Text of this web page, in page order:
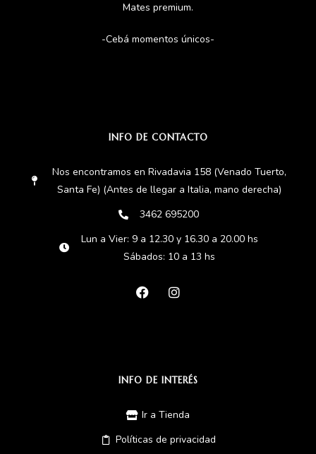
Mates premium.
-Cebá momentos únicos-
INFO DE CONTACTO
Nos encontramos en Rivadavia 158 (Venado Tuerto,
Santa Fe) (Antes de llegar a Italia, mano derecha)
3462 695200
Lun a Vier: 9 a 12.30 y 16.30 a 20.00 hs
Sábados: 10 a 13 hs
INFO DE INTERÉS
Ir a Tienda
Políticas de privacidad